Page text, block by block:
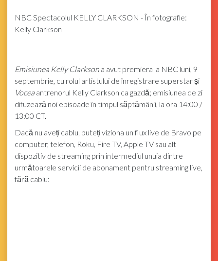
NBC Spectacolul KELLY CLARKSON - În fotografie:
Kelly Clarkson
Emisiunea Kelly Clarkson a avut premiera la NBC luni, 9
septembrie, cu rolul artistului de înregistrare superstar și
Vocea antrenorul Kelly Clarkson ca gazdă; emisiunea de zi
difuzează noi episoade în timpul săptămânii, la ora 14:00 /
13:00 CT.
Dacă nu aveți cablu, puteți viziona un flux live de Bravo pe
computer, telefon, Roku, Fire TV, Apple TV sau alt
dispozitiv de streaming prin intermediul unuia dintre
următoarele servicii de abonament pentru streaming live,
fără cablu: